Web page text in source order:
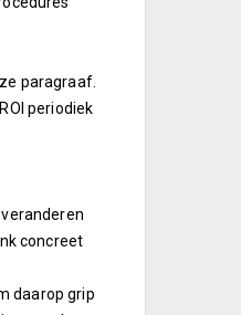
paragraaf.
periodiek
concreet
daarop grip